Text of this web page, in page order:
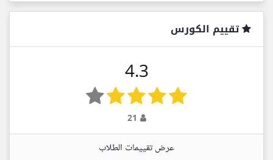
تقييم الكورس
4.3
عرض تقييمات الطلاب